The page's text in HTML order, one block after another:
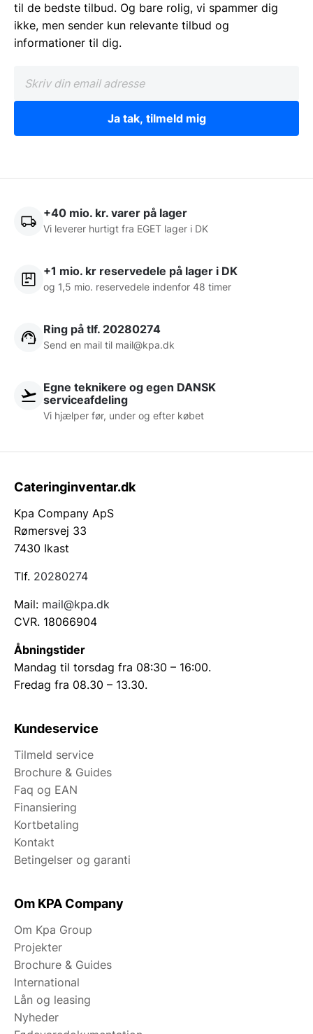
til de bedste tilbud. Og bare rolig, vi spammer dig
ikke, men sender kun relevante tilbud og
informationer til dig.
Ja tak, tilmeld mig
+40 mio. kr. varer på lager
Vi leverer hurtigt fra EGET lager i DK
+1 mio. kr reservedele på lager i DK
og 1,5 mio. reservedele indenfor 48 timer
Ring på tlf. 20280274
Send en mail til mail@kpa.dk
Egne teknikere og egen DANSK
serviceafdeling
Vi hjælper før, under og efter købet
Cateringinventar.dk
Kpa Company ApS
Rømersvej 33
7430 Ikast
Tlf. 20280274
Mail: mail@kpa.dk
CVR. 18066904
Åbningstider
Mandag til torsdag fra 08:30 – 16:00.
Fredag fra 08.30 – 13.30.
Kundeservice
Tilmeld service
Brochure & Guides
Faq og EAN
Finansiering
Kortbetaling
Kontakt
Betingelser og garanti
Om KPA Company
Om Kpa Group
Projekter
Brochure & Guides
International
Lån og leasing
Nyheder